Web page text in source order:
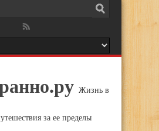
Жизнь в
за ее пределы